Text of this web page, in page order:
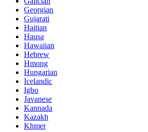
Georgian
Gujarati
Haitian
Hausa
Hawaiian
Hebrew
Hmong
Hungarian
Icelandic
Igbo
Javanese
Kannada
Kazakh
Khmer